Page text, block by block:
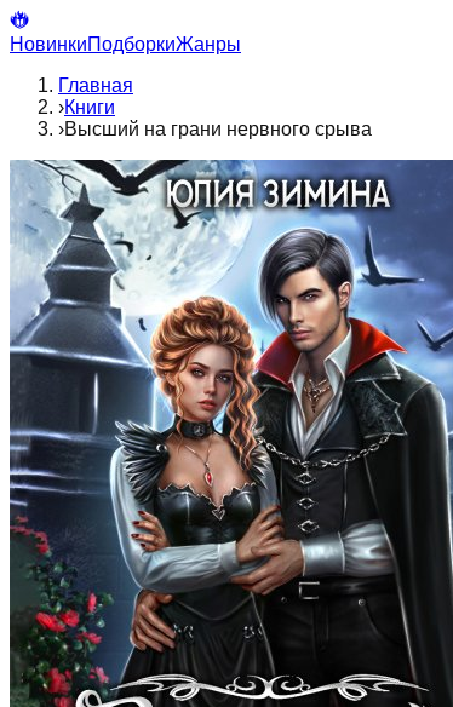
НовинкиПодборкиЖанры
Главная
›Книги
›Высший на грани нервного срыва